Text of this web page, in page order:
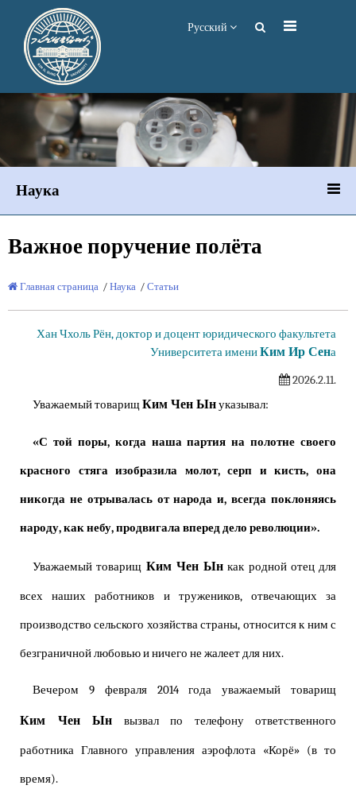
Русский
Наука
Важное поручение полёта
Главная страница / Наука / Статьи
Хан Чхоль Рён, доктор и доцент юридического факультета
Университета имениКим Ир Сена
2026.2.11.
Уважаемый товарищ Ким Чен Ынуказывал:
«С той поры, когда наша партия на полотне своего
красного стяга изобразила молот, серп и кисть, она
никогда не отрывалась от народа и, всегда поклоняясь
народу, как небу, продвигала вперед дело революции».
Уважаемый товарищ Ким Чен Ын как родной отец для
всех наших работников и тружеников, отвечающих за
производство сельского хозяйства страны, относится к ним с
безграничной любовью и ничего не жалеет для них.
Вечером 9 февраля 2014 года уважаемый товарищ
Ким Чен Ын вызвал по телефону ответственного
работника Главного управления аэрофлота «Корё» (в то
время).